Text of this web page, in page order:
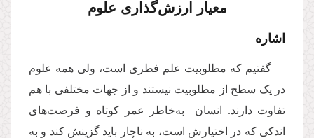
معیار ارزش‌‌گذاری علوم
اشاره
گفتیم که مطلوبیت علم فطری است، ولی همه علوم
در یک سطح از مطلوبیت نیستند و از جهات مختلفی با هم
تفاوت دارند. انسان به‌خاطر عمر کوتاه و فرصت‌های
اندکی که در اختیارش است، به ناچار باید گزینش کند و به